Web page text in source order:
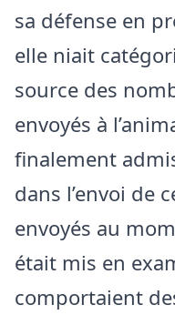
sa défense en
elle niait
source des
envoyés à
finalement
dans l’envoi de
envoyés au
était mis en
comportaient